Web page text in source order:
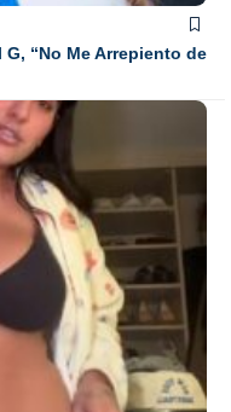
“No Me Arrepiento de